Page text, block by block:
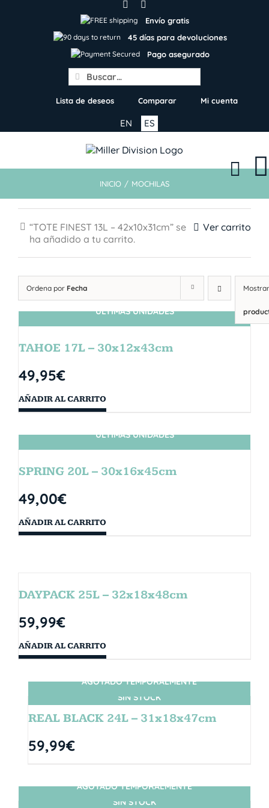
Envío gratis
45 días para devoluciones
Pago asegurado
Search
for:
Lista de deseos Comparar Mi cuenta
ES
EN
INICIO / MOCHILAS
Ver carrito
“TOTE FINEST 13L – 42x10x31cm” se
ha añadido a tu carrito.
Ordena por Fecha
ÚLTIMAS UNIDADES
TAHOE 17L – 30x12x43cm
49,95€
AÑADIR AL CARRITO
ÚLTIMAS UNIDADES
SPRING 20L – 30x16x45cm
49,00€
AÑADIR AL CARRITO
DAYPACK 25L – 32x18x48cm
59,99€
AÑADIR AL CARRITO
SIN STOCK
AGOTADO TEMPORALMENTE
REAL BLACK 24L – 31x18x47cm
59,99€
SIN STOCK
AGOTADO TEMPORALMENTE